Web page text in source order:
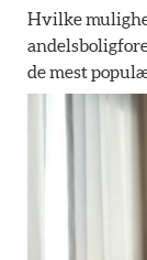
Hvilke
de mest